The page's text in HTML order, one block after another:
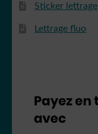
Sticker lettrage
Lettrage fluo